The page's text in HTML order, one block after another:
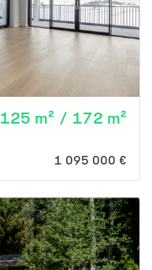
125 m² / 172 m²
1 095 000 €